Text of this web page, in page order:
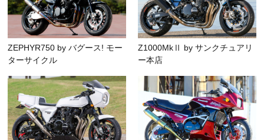
ZEPHYR750 by バグース! モー
ターサイクル
Z1000MkⅡ by サンクチュアリ
ー本店